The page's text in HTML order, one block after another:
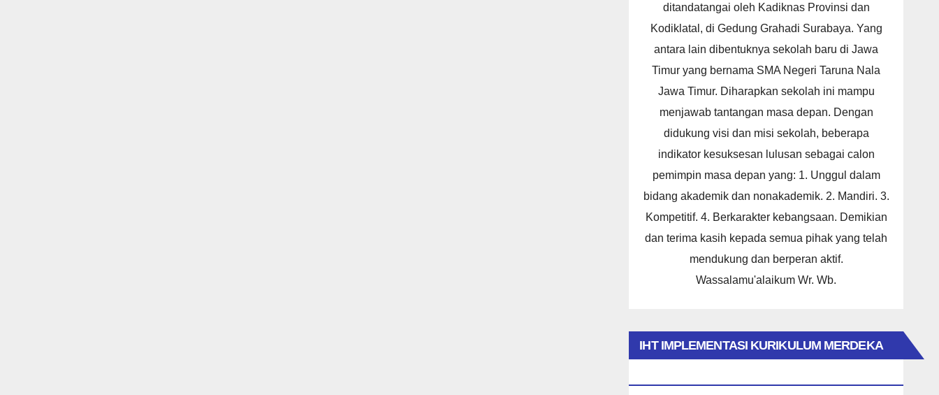
ditandatangai oleh Kadiknas Provinsi dan
Kodiklatal, di Gedung Grahadi Surabaya. Yang
antara lain dibentuknya sekolah baru di Jawa
Timur yang bernama SMA Negeri Taruna Nala
Jawa Timur. Diharapkan sekolah ini mampu
menjawab tantangan masa depan. Dengan
didukung visi dan misi sekolah, beberapa
indikator kesuksesan lulusan sebagai calon
pemimpin masa depan yang: 1. Unggul dalam
bidang akademik dan nonakademik. 2. Mandiri. 3.
Kompetitif. 4. Berkarakter kebangsaan. Demikian
dan terima kasih kepada semua pihak yang telah
mendukung dan berperan aktif.
Wassalamu'alaikum Wr. Wb.
IHT IMPLEMENTASI KURIKULUM MERDEKA